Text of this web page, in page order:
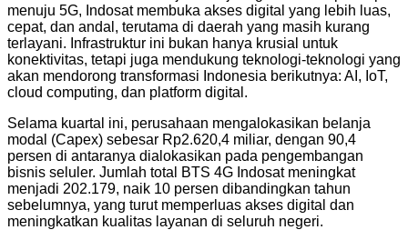
menuju 5G, Indosat membuka akses digital yang lebih luas,
cepat, dan andal, terutama di daerah yang masih kurang
terlayani. Infrastruktur ini bukan hanya krusial untuk
konektivitas, tetapi juga mendukung teknologi-teknologi yang
akan mendorong transformasi Indonesia berikutnya: AI, IoT,
cloud computing, dan platform digital.
Selama kuartal ini, perusahaan mengalokasikan belanja
modal (Capex) sebesar Rp2.620,4 miliar, dengan 90,4
persen di antaranya dialokasikan pada pengembangan
bisnis seluler. Jumlah total BTS 4G Indosat meningkat
menjadi 202.179, naik 10 persen dibandingkan tahun
sebelumnya, yang turut memperluas akses digital dan
meningkatkan kualitas layanan di seluruh negeri.